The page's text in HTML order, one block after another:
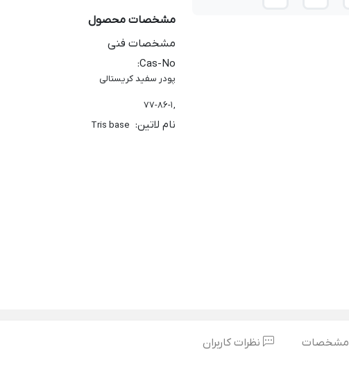
مشخصات محصول
مشخصات فنی
Cas-No
:
پودر سفید کریستالی
, 77-86-1
نام لاتین:
Tris base
مشخصات نظرات کاربران